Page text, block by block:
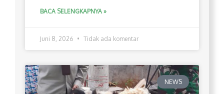
BACA SELENGKAPNYA »
Juni 8, 2026 Tidak ada komentar
NEWS